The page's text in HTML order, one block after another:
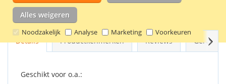
Alles weigeren
Noodzakelijk Analyse Marketing Voorkeuren
Goede kwaliteit en 2 jaar garantie!
Details Productkenmerken Reviews
Geschikt voor o.a.: